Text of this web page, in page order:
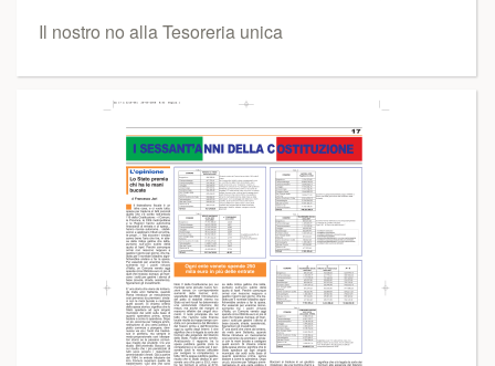
Il nostro no alla Tesoreria unica